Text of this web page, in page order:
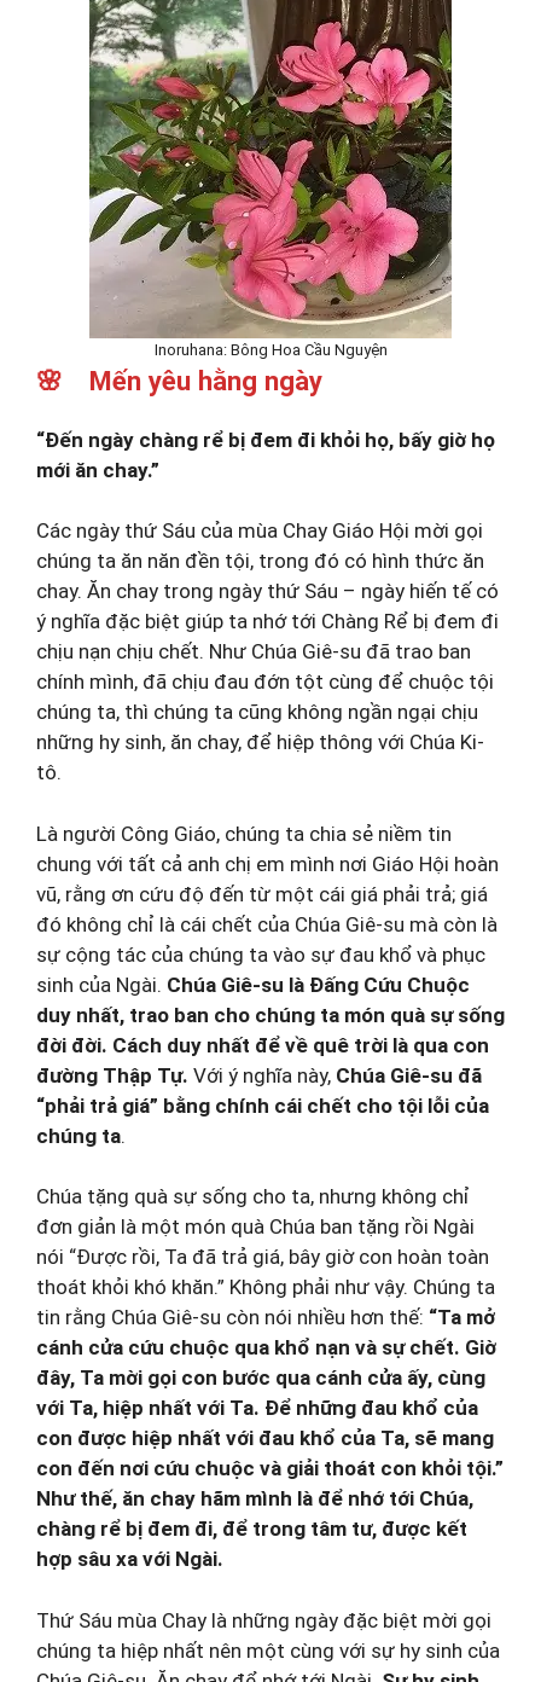
Inoruhana: Bông Hoa Cầu Nguyện
🌸 Mến yêu hằng ngày
“Đến ngày chàng rể bị đem đi khỏi họ, bấy giờ họ
mới ăn chay.”
Các ngày thứ Sáu của mùa Chay Giáo Hội mời gọi
chúng ta ăn năn đền tội, trong đó có hình thức ăn
chay. Ăn chay trong ngày thứ Sáu – ngày hiến tế có
ý nghĩa đặc biệt giúp ta nhớ tới Chàng Rể bị đem đi
chịu nạn chịu chết. Như Chúa Giê-su đã trao ban
chính mình, đã chịu đau đớn tột cùng để chuộc tội
chúng ta, thì chúng ta cũng không ngần ngại chịu
những hy sinh, ăn chay, để hiệp thông với Chúa Ki-
tô.
Là người Công Giáo, chúng ta chia sẻ niềm tin
chung với tất cả anh chị em mình nơi Giáo Hội hoàn
vũ, rằng ơn cứu độ đến từ một cái giá phải trả; giá
đó không chỉ là cái chết của Chúa Giê-su mà còn là
sự cộng tác của chúng ta vào sự đau khổ và phục
sinh của Ngài. Chúa Giê-su là Đấng Cứu Chuộc
duy nhất, trao ban cho chúng ta món quà sự sống
đời đời. Cách duy nhất để về quê trời là qua con
đường Thập Tự. Với ý nghĩa này, Chúa Giê-su đã
“phải trả giá” bằng chính cái chết cho tội lỗi của
chúng ta.
Chúa tặng quà sự sống cho ta, nhưng không chỉ
đơn giản là một món quà Chúa ban tặng rồi Ngài
nói “Được rồi, Ta đã trả giá, bây giờ con hoàn toàn
thoát khỏi khó khăn.” Không phải như vậy. Chúng ta
tin rằng Chúa Giê-su còn nói nhiều hơn thế: “Ta mở
cánh cửa cứu chuộc qua khổ nạn và sự chết. Giờ
đây, Ta mời gọi con bước qua cánh cửa ấy, cùng
với Ta, hiệp nhất với Ta. Để những đau khổ của
con được hiệp nhất với đau khổ của Ta, sẽ mang
con đến nơi cứu chuộc và giải thoát con khỏi tội.”
Như thế, ăn chay hãm mình là để nhớ tới Chúa,
chàng rể bị đem đi, để trong tâm tư, được kết
hợp sâu xa với Ngài.
Thứ Sáu mùa Chay là những ngày đặc biệt mời gọi
chúng ta hiệp nhất nên một cùng với sự hy sinh của